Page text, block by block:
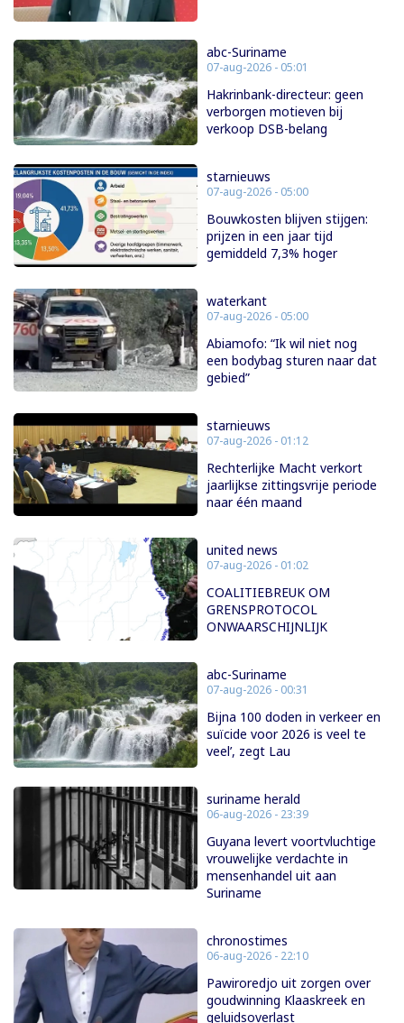
abc-Suriname
07-aug-2026 - 05:01
Hakrinbank-directeur: geen
verborgen motieven bij
verkoop DSB-belang
starnieuws
07-aug-2026 - 05:00
Bouwkosten blijven stijgen:
prijzen in een jaar tijd
gemiddeld 7,3% hoger
waterkant
07-aug-2026 - 05:00
Abiamofo: “Ik wil niet nog
een bodybag sturen naar dat
gebied”
starnieuws
07-aug-2026 - 01:12
Rechterlijke Macht verkort
jaarlijkse zittingsvrije periode
naar één maand
united news
07-aug-2026 - 01:02
COALITIEBREUK OM
GRENSPROTOCOL
ONWAARSCHIJNLIJK
abc-Suriname
07-aug-2026 - 00:31
Bijna 100 doden in verkeer en
suïcide voor 2026 is veel te
veel’, zegt Lau
suriname herald
06-aug-2026 - 23:39
Guyana levert voortvluchtige
vrouwelijke verdachte in
mensenhandel uit aan
Suriname
chronostimes
06-aug-2026 - 22:10
Pawiroredjo uit zorgen over
goudwinning Klaaskreek en
geluidsoverlast